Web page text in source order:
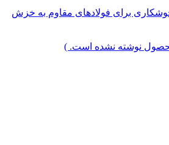
جوشکاری برای فولادهای مقاوم به خزش
نوشته نشده است. )